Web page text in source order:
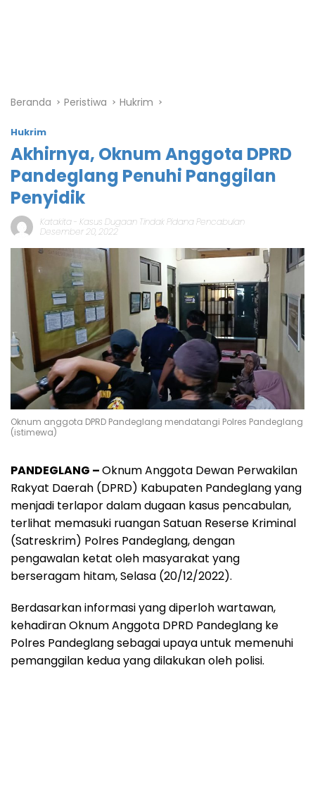
Beranda Peristiwa Hukrim
Hukrim
Akhirnya, Oknum Anggota DPRD
Pandeglang Penuhi Panggilan
Penyidik
Katakita- Kasus Dugaan Tindak Pidana Pencabulan
Desember 20, 2022
Oknum anggota DPRD Pandeglang mendatangi Polres Pandeglang
(istimewa)
PANDEGLANG –Oknum Anggota Dewan Perwakilan
Rakyat Daerah (DPRD) Kabupaten Pandeglang yang
menjadi terlapor dalam dugaan kasus pencabulan,
terlihat memasuki ruangan Satuan Reserse Kriminal
(Satreskrim) Polres Pandeglang, dengan
pengawalan ketat oleh masyarakat yang
berseragam hitam, Selasa (20/12/2022).
Berdasarkan informasi yang diperloh wartawan,
kehadiran Oknum Anggota DPRD Pandeglang ke
Polres Pandeglang sebagai upaya untuk memenuhi
pemanggilan kedua yang dilakukan oleh polisi.